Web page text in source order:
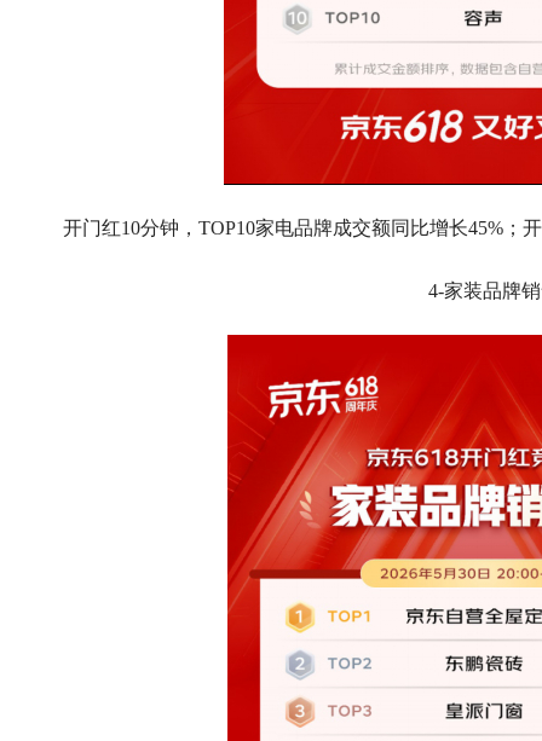
开门红10分钟，TOP10家电品牌成交额同比增长45%；
4-家装品牌